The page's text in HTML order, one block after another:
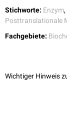
MetH-
Homocystein-
mehreren
distributive
Stichworte: Enzym,
Posttranslationale
Fachgebiete:
Wichtiger Hinweis